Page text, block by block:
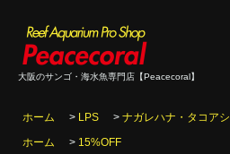
大阪のサンゴ・海水魚専門店【Peacecoral】
ホーム > LPS > ナガレハナ・タコアシ
ホーム
> 15%OFF